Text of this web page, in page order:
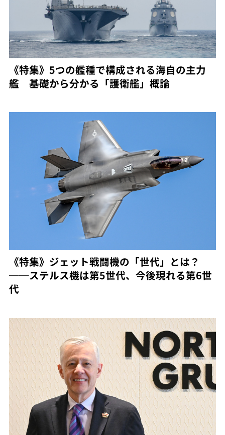
《特集》5つの艦種で構成される海自の主力
艦 基礎から分かる「護衛艦」概論
《特集》ジェット戦闘機の「世代」とは？
──ステルス機は第5世代、今後現れる第6世
代